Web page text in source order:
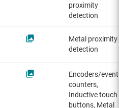
proximity
detection
Metal proximity
detection
Encoders/event
counters,
Inductive touch
buttons, Metal